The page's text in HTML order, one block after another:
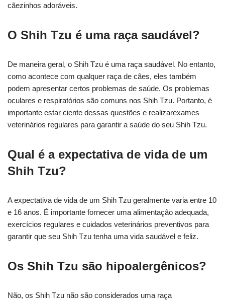
cãezinhos adoráveis.
O Shih Tzu é uma raça saudável?
De maneira geral, o Shih Tzu é uma raça saudável. No entanto,
como acontece com qualquer raça de cães, eles também
podem apresentar certos problemas de saúde. Os problemas
oculares e respiratórios são comuns nos Shih Tzu. Portanto, é
importante estar ciente dessas questões e realizarexames
veterinários regulares para garantir a saúde do seu Shih Tzu.
Qual é a expectativa de vida de um
Shih Tzu?
A expectativa de vida de um Shih Tzu geralmente varia entre 10
e 16 anos. É importante fornecer uma alimentação adequada,
exercícios regulares e cuidados veterinários preventivos para
garantir que seu Shih Tzu tenha uma vida saudável e feliz.
Os Shih Tzu são hipoalergênicos?
Não, os Shih Tzu não são considerados uma raça